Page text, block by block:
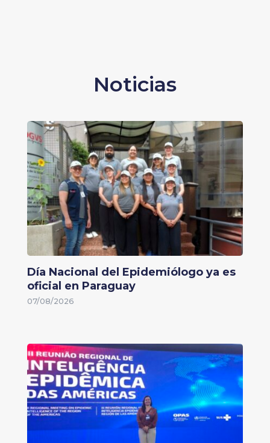
Noticias
Día Nacional del Epidemiólogo ya es
oficial en Paraguay
07/08/2026